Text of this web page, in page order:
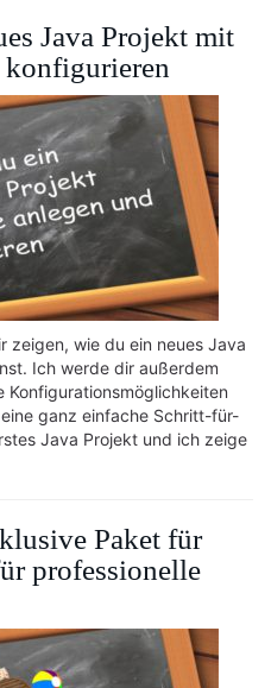
Java Projekt mit
konfigurieren
zeigen, wie du ein neues Java
Ich werde dir außerdem
ganz einfache Schritt-für-
Java Projekt und ich zeige
Paket für
professionelle